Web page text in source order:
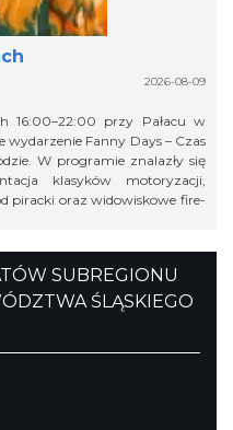
2026-08-09
16:00–22:00 przy Pałacu w
Fanny Days – Czas
W programie znalazły się
klasyków motoryzacji,
piracki oraz widowiskowe fire-
SUBREGIONU
ŚLĄSKIEGO